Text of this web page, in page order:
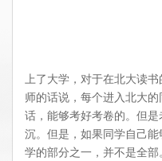
上了大学，对于在北大读
师的话说，每个进入北大
话，能够考好考卷的。但
沉。但是，如果同学自己
学的部分之一，并不是全